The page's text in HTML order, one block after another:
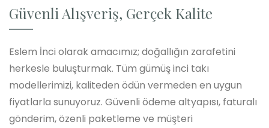
Güvenli Alışveriş, Gerçek Kalite
Eslem İnci olarak amacımız; doğallığın zarafetini
herkesle buluşturmak. Tüm gümüş inci takı
modellerimizi, kaliteden ödün vermeden en uygun
fiyatlarla sunuyoruz. Güvenli ödeme altyapısı, faturalı
gönderim, özenli paketleme ve müşteri